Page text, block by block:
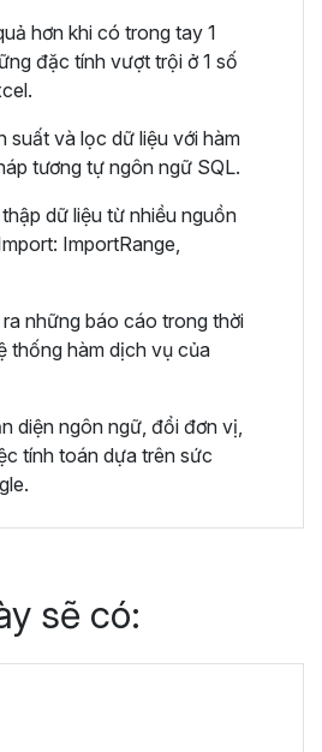
hơn khi có trong tay 1
đặc tính vượt trội ở 1 số
suất và lọc dữ liệu với hàm
tương tự ngôn ngữ SQL.
dữ liệu từ nhiều nguồn
ImportRange,
những báo cáo trong thời
thống hàm dịch vụ của
diện ngôn ngữ, đổi đơn vị,
tính toán dựa trên sức
sẽ có: